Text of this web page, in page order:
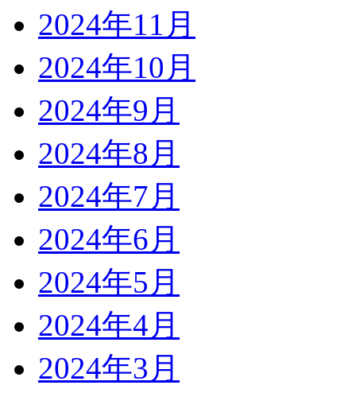
2024年11月
2024年10月
2024年9月
2024年8月
2024年7月
2024年6月
2024年5月
2024年4月
2024年3月